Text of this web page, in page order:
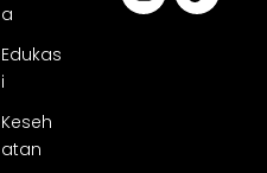
a
Edukas
i
Keseh
atan